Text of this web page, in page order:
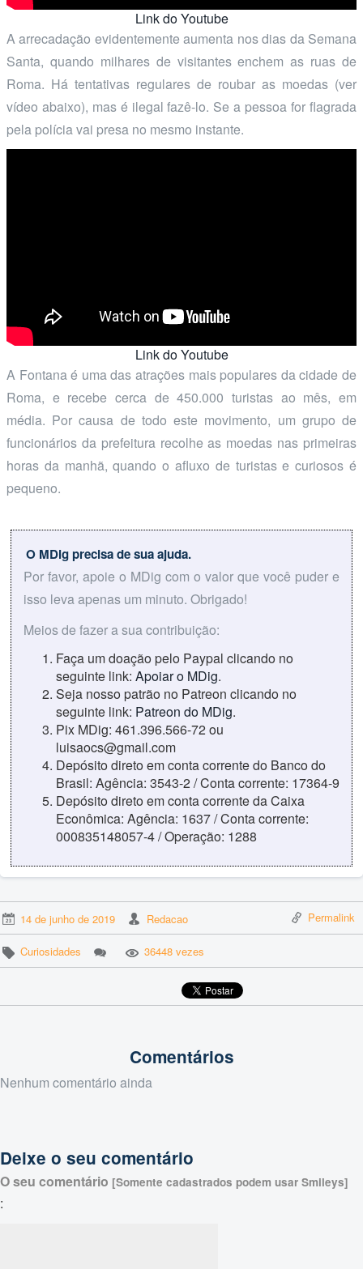
Link do Youtube
A arrecadação evidentemente aumenta nos dias da Semana
Santa, quando milhares de visitantes enchem as ruas de
Roma. Há tentativas regulares de roubar as moedas (ver
vídeo abaixo), mas é ilegal fazê-lo. Se a pessoa for flagrada
pela polícia vai presa no mesmo instante.
Link do Youtube
A Fontana é uma das atrações mais populares da cidade de
Roma, e recebe cerca de 450.000 turistas ao mês, em
média. Por causa de todo este movimento, um grupo de
funcionários da prefeitura recolhe as moedas nas primeiras
horas da manhã, quando o afluxo de turistas e curiosos é
pequeno.
O MDig precisa de sua ajuda.
Por favor, apoie o MDig com o valor que você puder e
isso leva apenas um minuto. Obrigado!
Meios de fazer a sua contribuição:
Faça um doação pelo Paypal clicando no
seguinte link: Apoiar o MDig.
Seja nosso patrão no Patreon clicando no
seguinte link: Patreon do MDig.
Pix MDig: 461.396.566-72 ou
luisaocs@gmail.com
Depósito direto em conta corrente do Banco do
Brasil: Agência: 3543-2 / Conta corrente: 17364-9
Depósito direto em conta corrente da Caixa
Econômica: Agência: 1637 / Conta corrente:
000835148057-4 / Operação: 1288
14 de junho de 2019 Redacao Permalink
Curiosidades 36448 vezes
Comentários
Nenhum comentário ainda
Deixe o seu comentário
O seu comentário [Somente cadastrados podem usar Smileys]
: